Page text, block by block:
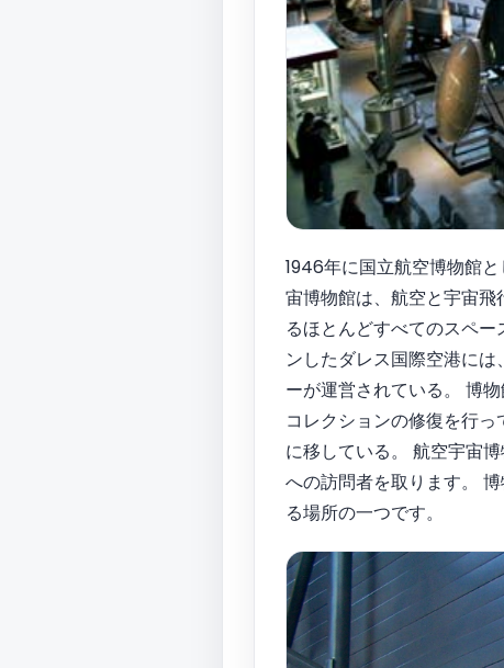
1946年に国立航空博物館
宙博物館は、航空と宇宙
るほとんどすべてのスペ
ンしたダレス国際空港に
ーが運営されている。 博
コレクションの修復を行
に移している。 航空宇宙
への訪問者を取ります。
る場所の一つです。